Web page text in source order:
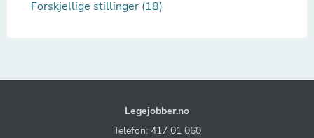
Forskjellige stillinger (18)
Legejobber.no
Telefon: 417 01 060